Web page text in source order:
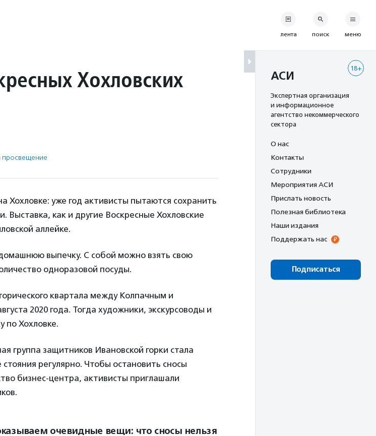
Хохловских
просвещение
Хохловке: уже год активисты пытаются сохранить
Выставка, как и другие Воскресные Хохловские
аллейке.
выпечку. С собой можно взять свою
одноразовой посуды.
квартала между Колпачным и
2020 года. Тогда художники, экскурсоводы и
по Хохловке.
группа защитников Ивановской горки стала
регулярно. Чтобы остановить сносы
бизнес-центра, активисты приглашали
очевидные вещи: что сносы нельзя
лента поиск меню
18+
АСИ
Экспертная организация
и информационное
агентство некоммерческого
сектора
О нас
Контакты
Сотрудники
Мероприятия АСИ
Прислать новость
Полезная библиотека
Наши издания
Поддержать нас
Подписаться